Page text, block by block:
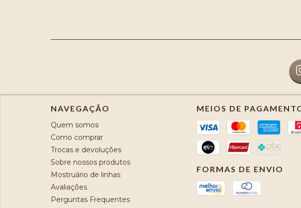
NAVEGAÇÃO
Quem somos
Como comprar
Trocas e devoluções
Sobre nossos produtos
Mostruário de linhas
Avaliações
Perguntas Frequentes
MEIOS DE
FORMAS DE ENVIO